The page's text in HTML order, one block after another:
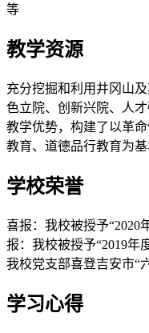
等
教学资源
充分挖掘和利用井冈山
色立院、创新兴院、人
教学优势，构建了以革
教育、道德品行教育为基
学校荣誉
喜报：我校被授予“2020
报：我校被授予“2019年
我校党支部喜登吉安市“
学习心得